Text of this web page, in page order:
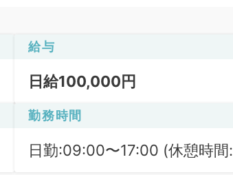
給与
日給100,000円
勤務時間
日勤:09:00〜17:00 (休憩時間: